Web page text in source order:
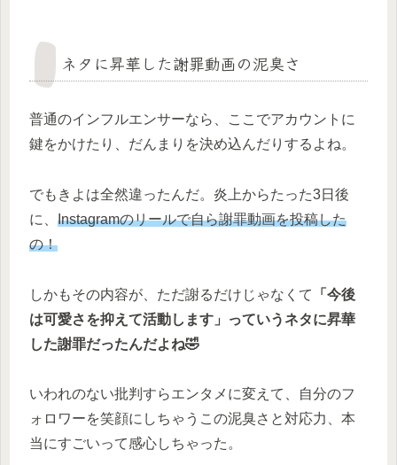
ネタに昇華した謝罪動画の泥臭さ
普通のインフルエンサーなら、ここでアカウントに
鍵をかけたり、だんまりを決め込んだりするよね。
でもきよは全然違ったんだ。炎上からたった3日後
に、 Instagramのリールで自ら謝罪動画を投稿した
の！
しかもその内容が、ただ謝るだけじゃなくて
「今後
は可愛さを抑えて活動します」っていうネタに昇華
した謝罪だったんだよね🤣
いわれのない批判すらエンタメに変えて、自分のフ
ォロワーを笑顔にしちゃうこの泥臭さと対応力、本
当にすごいって感心しちゃった。